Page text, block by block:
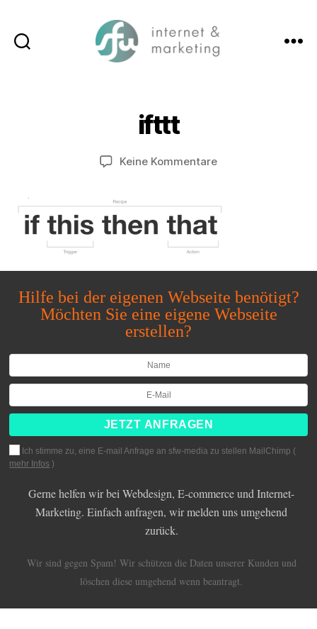
ifttt
Keine Kommentarezu
Hilfe bei der eigenen Webseite benötigt?
Möchten Sie eine eigene Webseite
erstellen?
Ich stimme zu, eine E-mail Anfrage an sfw-media zu stellen MailChimp (
mehr Infos )
Gerne helfen wir bei Webdesign, E-commerce und Internet-
Marketing. Einfach anfragen, wir melden uns umgehend
zurück.
Wir sind gegen Spam! Wir schützen die Daten unserer Kunden und
löschen diese umgehend wenn beantragt.